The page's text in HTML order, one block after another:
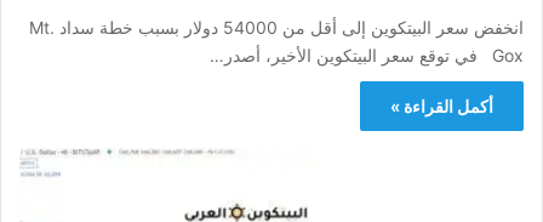
انخفض سعر البيتكوين إلى أقل من 54000 دولار بسبب خطة سداد Mt.
Gox في توقع سعر البيتكوين الأخير، أصدر…
أكمل القراءة »